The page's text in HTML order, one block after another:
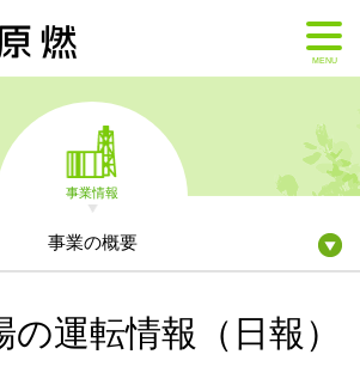
MENU
事業情報
事業の概要
運転情報（日報）